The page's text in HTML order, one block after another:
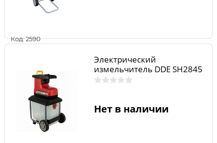
Код: 2590
Электрический
измельчитель DDE SH2845
Нет в наличии